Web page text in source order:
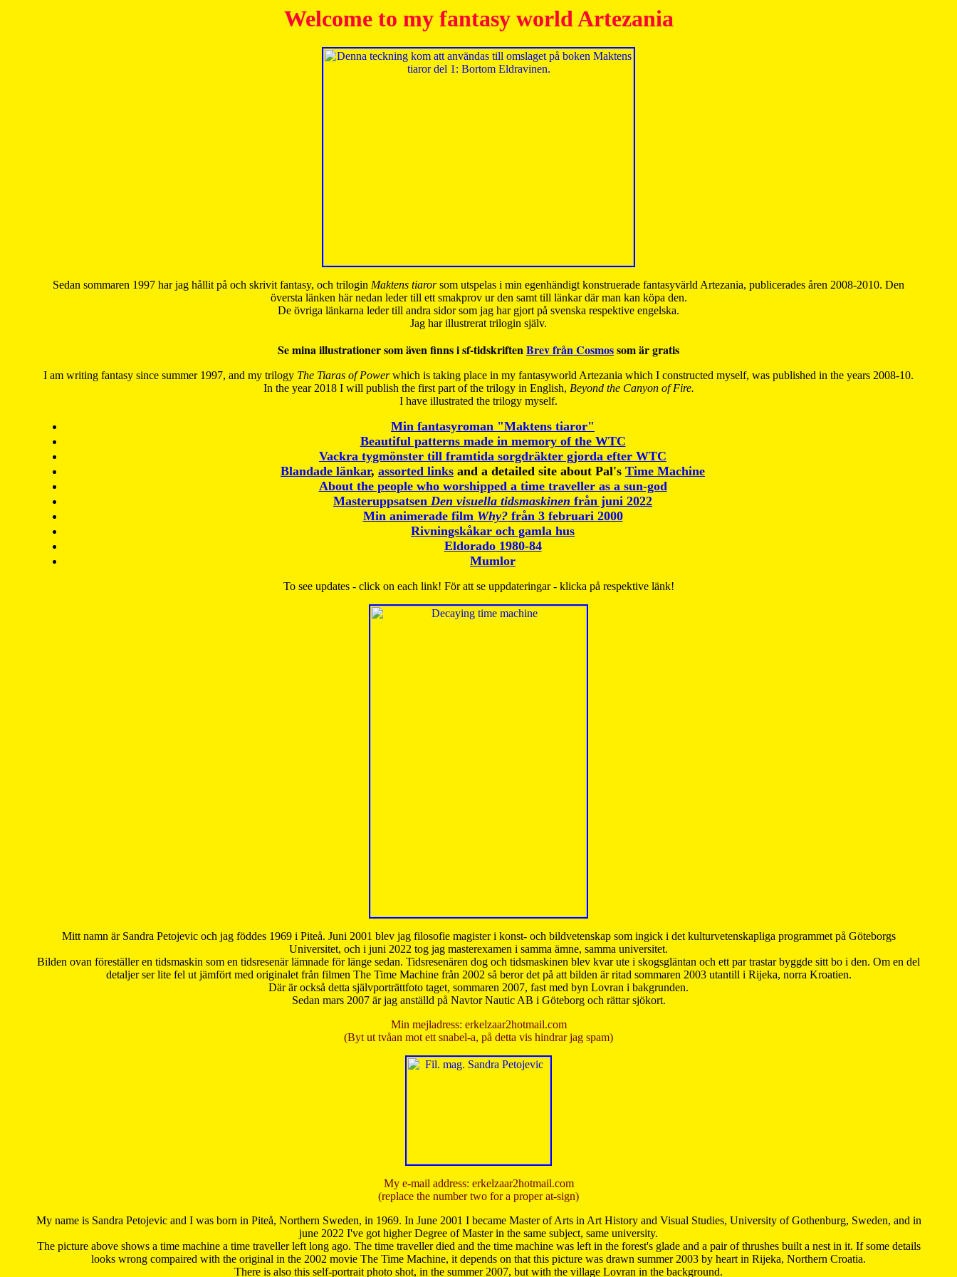
Welcome to my fantasy world Artezania
Sedan sommaren 1997 har jag hållit på och skrivit fantasy, och trilogin Maktens tiarorsom utspelas i min egenhändigt konstruerade fantasyvärld Artezania, publicerades åren 2008-2010. Den
översta länken här nedan leder till ett smakprov ur den samt till länkar där man kan köpa den.
De övriga länkarna leder till andra sidor som jag har gjort på svenska respektive engelska.
Jag har illustrerat trilogin själv.
Se mina illustrationer som även finns i sf-tidskriftenBrev från Cosmossom är gratis
I am writing fantasy since summer 1997, and my trilogy The Tiaras of Powerwhich is taking place in my fantasyworld Artezania which I constructed myself, was published in the years 2008-10.
In the year 2018 I will publish the first part of the trilogy in English, Beyond the Canyon of Fire.
I have illustrated the trilogy myself.
Min fantasyroman "Maktens tiaror"
Beautiful patterns made in memory of the WTC
Vackra tygmönster till framtida sorgdräkter gjorda efter WTC
Blandade länkar, assorted links and a detailed site about Pal's Time Machine
About the people who worshipped a time traveller as a sun-god
Masteruppsatsen Den visuella tidsmaskinen från juni 2022
Min animerade film Why?från 3 februari 2000
Rivningskåkar och gamla hus
Eldorado 1980-84
Mumlor
To see updates - click on each link! För att se uppdateringar - klicka på respektive länk!
Mitt namn är Sandra Petojevic och jag föddes 1969 i Piteå. Juni 2001 blev jag filosofie magister i konst- och bildvetenskap som ingick i det kulturvetenskapliga programmet på Göteborgs
Universitet, och i juni 2022 tog jag masterexamen i samma ämne, samma universitet.
Bilden ovan föreställer en tidsmaskin som en tidsresenär lämnade för länge sedan. Tidsresenären dog och tidsmaskinen blev kvar ute i skogsgläntan och ett par trastar byggde sitt bo i den. Om en del
detaljer ser lite fel ut jämfört med originalet från filmen The Time Machine från 2002 så beror det på att bilden är ritad sommaren 2003 utantill i Rijeka, norra Kroatien.
Där är också detta självporträttfoto taget, sommaren 2007, fast med byn Lovran i bakgrunden.
Sedan mars 2007 är jag anställd på Navtor Nautic AB i Göteborg och rättar sjökort.
Min mejladress: erkelzaar2hotmail.com
(Byt ut tvåan mot ett snabel-a, på detta vis hindrar jag spam)
My e-mail address: erkelzaar2hotmail.com
(replace the number two for a proper at-sign)
My name is Sandra Petojevic and I was born in Piteå, Northern Sweden, in 1969. In June 2001 I became Master of Arts in Art History and Visual Studies, University of Gothenburg, Sweden, and in
june 2022 I've got higher Degree of Master in the same subject, same university.
The picture above shows a time machine a time traveller left long ago. The time traveller died and the time machine was left in the forest's glade and a pair of thrushes built a nest in it. If some details
looks wrong compaired with the original in the 2002 movie The Time Machine, it depends on that this picture was drawn summer 2003 by heart in Rijeka, Northern Croatia.
There is also this self-portrait photo shot, in the summer 2007, but with the village Lovran in the background.